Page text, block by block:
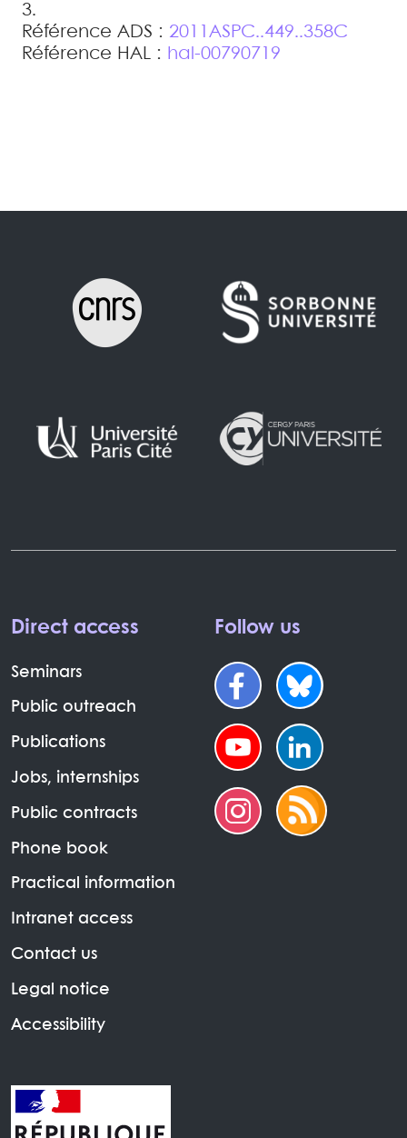
3.
Référence ADS : 2011ASPC..449..358C
Référence HAL : hal-00790719
Direct access
Seminars
Public outreach
Publications
Jobs, internships
Public contracts
Phone book
Practical information
Intranet access
Contact us
Legal notice
Accessibility
Follow us